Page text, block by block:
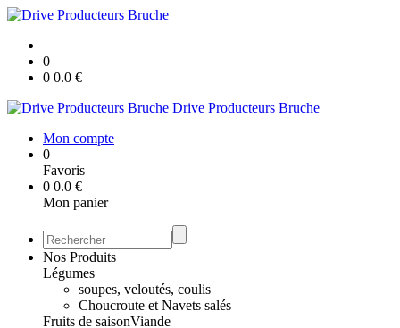
0
0 0.0 €
Drive Producteurs Bruche
Mon compte
0
Favoris
0 0.0 €
Mon panier
Nos Produits
Légumes
soupes, veloutés, coulis
Choucroute et Navets salés
Fruits de saisonViande